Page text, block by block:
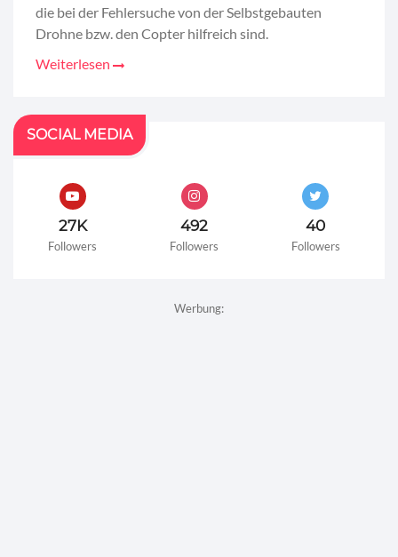
die bei der Fehlersuche von der Selbstgebauten
Drohne bzw. den Copter hilfreich sind.
Weiterlesen
SOCIAL MEDIA
27K
Followers
492
Followers
40
Followers
Werbung: